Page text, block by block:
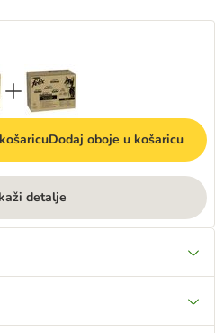
Dodaj oboje u košaricu
detalje